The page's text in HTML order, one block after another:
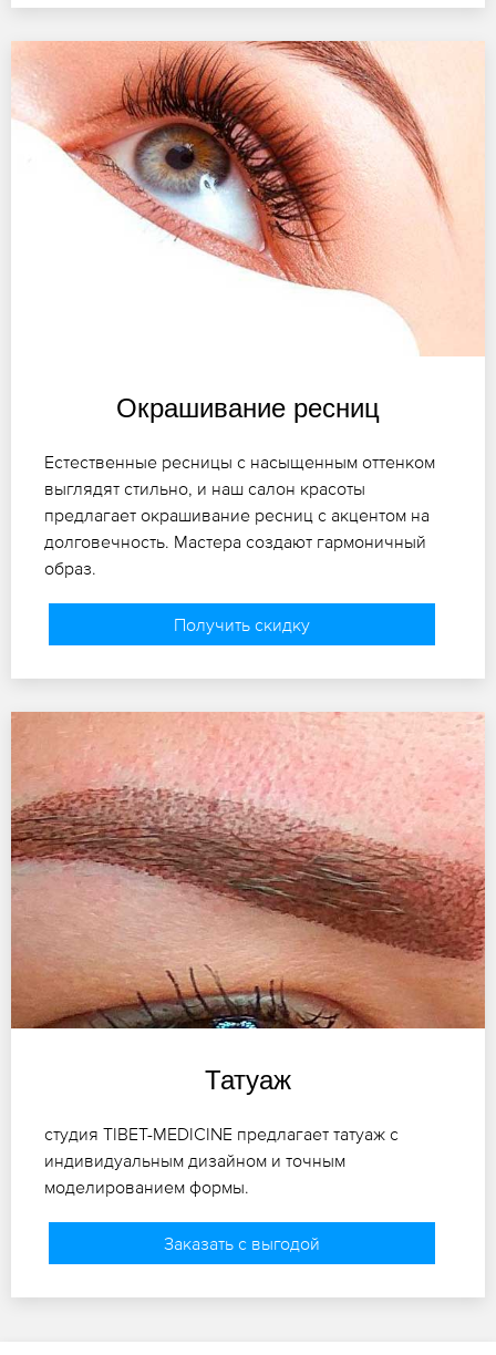
Окрашивание ресниц
Естественные ресницы с насыщенным оттенком
выглядят стильно, и наш салон красоты
предлагает окрашивание ресниц с акцентом на
долговечность. Мастера создают гармоничный
образ.
Получить скидку
Татуаж
студия TIBET-MEDICINE предлагает татуаж с
индивидуальным дизайном и точным
моделированием формы.
Заказать с выгодой